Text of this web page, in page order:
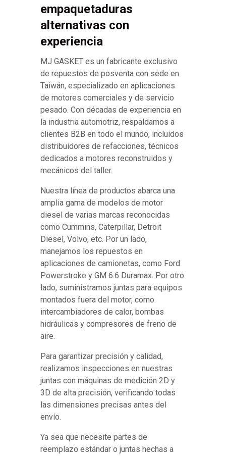
empaquetaduras
alternativas con
experiencia
MJ GASKET es un fabricante exclusivo
de repuestos de posventa con sede en
Taiwán, especializado en aplicaciones
de motores comerciales y de servicio
pesado. Con décadas de experiencia en
la industria automotriz, respaldamos a
clientes B2B en todo el mundo, incluidos
distribuidores de refacciones, técnicos
dedicados a motores reconstruidos y
mecánicos del taller.
Nuestra línea de productos abarca una
amplia gama de modelos de motor
diesel de varias marcas reconocidas
como Cummins, Caterpillar, Detroit
Diesel, Volvo, etc. Por un lado,
manejamos los repuestos en
aplicaciones de camionetas, como Ford
Powerstroke y GM 6.6 Duramax. Por otro
lado, suministramos juntas para equipos
montados fuera del motor, como
intercambiadores de calor, bombas
hidráulicas y compresores de freno de
aire.
Para garantizar precisión y calidad,
realizamos inspecciones en nuestras
juntas con máquinas de medición 2D y
3D de alta precisión, verificando todas
las dimensiones precisas antes del
envío.
Ya sea que necesite partes de
reemplazo estándar o juntas hechas a